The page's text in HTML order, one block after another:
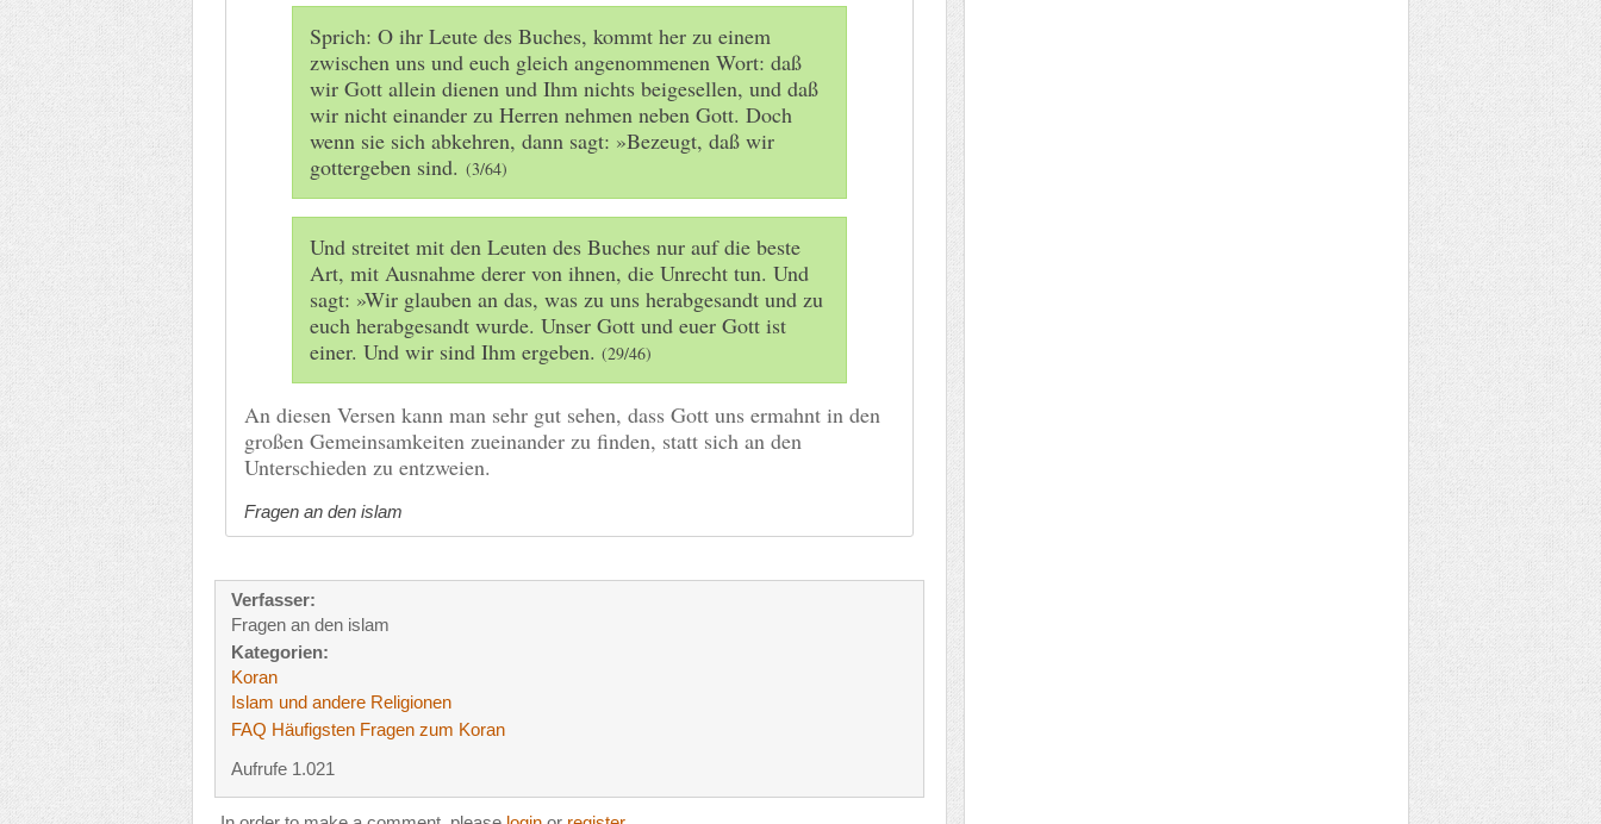
Sprich: O ihr Leute des Buches, kommt her zu einem
zwischen uns und euch gleich angenommenen Wort: daß
wir Gott allein dienen und Ihm nichts beigesellen, und daß
wir nicht einander zu Herren nehmen neben Gott. Doch
wenn sie sich abkehren, dann sagt: »Bezeugt, daß wir
gottergeben sind. (3/64)
Und streitet mit den Leuten des Buches nur auf die beste
Art, mit Ausnahme derer von ihnen, die Unrecht tun. Und
sagt: »Wir glauben an das, was zu uns herabgesandt und zu
euch herabgesandt wurde. Unser Gott und euer Gott ist
einer. Und wir sind Ihm ergeben. (29/46)
An diesen Versen kann man sehr gut sehen, dass Gott uns ermahnt in den
großen Gemeinsamkeiten zueinander zu finden, statt sich an den
Unterschieden zu entzweien.
Fragen an den islam
Verfasser:
Fragen an den islam
Kategorien:
Koran
Islam und andere Religionen
FAQ Häufigsten Fragen zum Koran
Aufrufe 1.021